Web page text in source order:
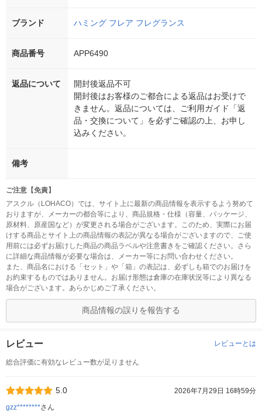
ブランド ハミング フレア フレグランス
商品番号 APP6490
返品について
開封後返品不可
開封後はお客様のご都合による返品はお受けで
きません。返品については、ご利用ガイド「返
品・交換について」を必ずご確認の上、お申し
込みください。
備考
ご注意【免責】
アスクル（LOHACO）では、サイト上に最新の商品情報を表示するよう努めて
おりますが、メーカーの都合等により、商品規格・仕様（容量、パッケージ、
原材料、原産国など）が変更される場合がございます。このため、実際にお届
けする商品とサイト上の商品情報の表記が異なる場合がございますので、ご使
用前には必ずお届けした商品の商品ラベルや注意書きをご確認ください。さら
に詳細な商品情報が必要な場合は、メーカー等にお問い合わせください。
また、商品名における「セット」や「箱」の表記は、必ずしも箱でのお届けを
お約束するものではありません。お届け形態は倉庫の在庫状況等により異なる
場合がございます。あらかじめご了承ください。
商品情報の誤りを報告する
レビュー レビューとは
総合評価に有効なレビュー数が足りません
5.0
2026年7月29日 16時59分
gzz********さん